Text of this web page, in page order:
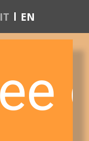
IT EN